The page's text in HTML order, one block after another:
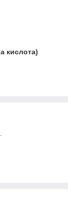
кислота)